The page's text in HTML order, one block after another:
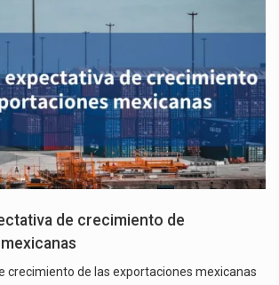
de crecimiento de
crecimiento de las exportaciones mexicanas